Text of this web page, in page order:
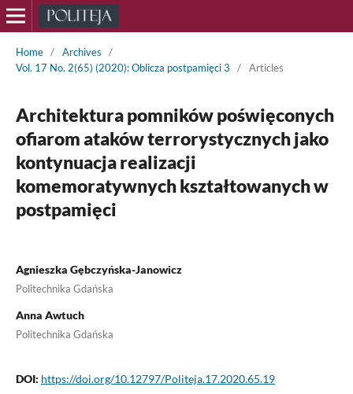
Home / Archives
/
Vol. 17 No. 2(65) (2020): Oblicza postpamięci 3
/ Articles
Architektura pomników poświęconych
ofiarom ataków terrorystycznych jako
kontynuacja realizacji
komemoratywnych kształtowanych w
postpamięci
Agnieszka Gębczyńska-Janowicz
Politechnika Gdańska
Anna Awtuch
Politechnika Gdańska
DOI: https://doi.org/10.12797/Politeja.17.2020.65.19